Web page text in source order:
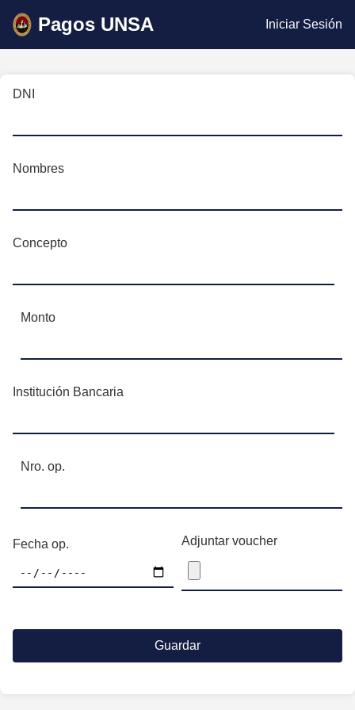
Pagos UNSA Iniciar Sesión
DNI
Nombres
Concepto
Monto
Institución Bancaria
Nro. op.
Fecha op. Adjuntar voucher
Guardar